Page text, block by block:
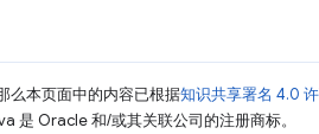
么本页面中的内容已根据知识共享署名 4.0
是 Oracle 和/或其关联公司的注册商标。